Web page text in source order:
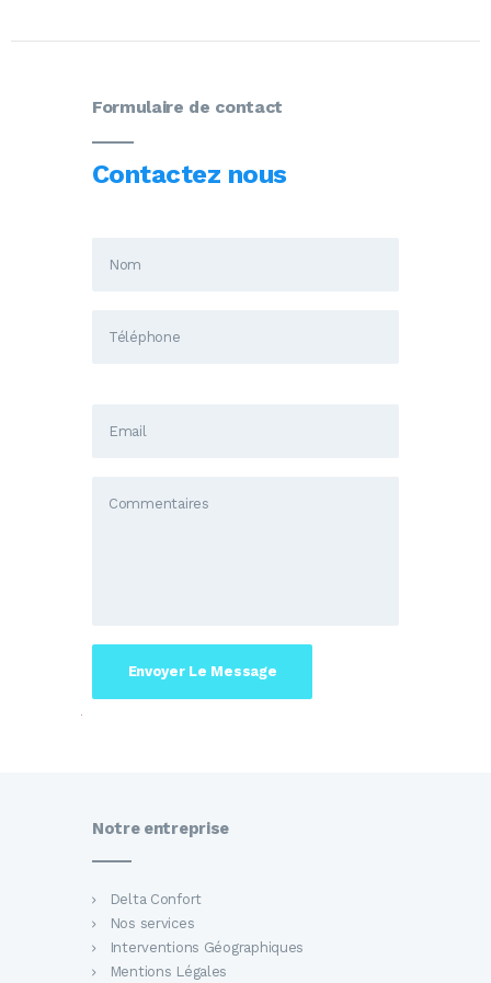
Formulaire de contact
Contactez nous
Notre entreprise
Delta Confort
Nos services
Interventions Géographiques
Mentions Légales